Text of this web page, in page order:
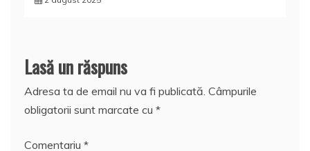
Lasă un răspuns
Adresa ta de email nu va fi publicată. Câmpurile
obligatorii sunt marcate cu *
Comentariu *